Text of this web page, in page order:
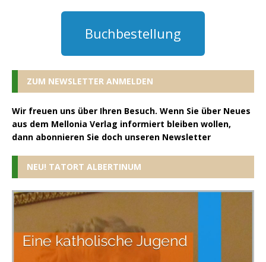
Buchbestellung
ZUM NEWSLETTER ANMELDEN
Wir freuen uns über Ihren Besuch. Wenn Sie über Neues
aus dem Mellonia Verlag informiert bleiben wollen,
dann abonnieren Sie doch unseren Newsletter
NEU! TATORT ALBERTINUM